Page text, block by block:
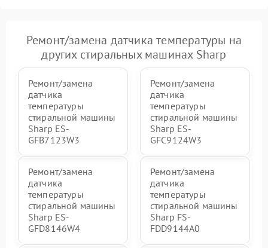
Ремонт/замена датчика температуры на
других стиральных машинах Sharp
Ремонт/замена
датчика
температуры
стиральной машины
Sharp ES-
GFB7123W3
Ремонт/замена
датчика
температуры
стиральной машины
Sharp ES-
GFC9124W3
Ремонт/замена
датчика
температуры
стиральной машины
Sharp ES-
GFD8146W4
Ремонт/замена
датчика
температуры
стиральной машины
Sharp FS-
FDD9144A0